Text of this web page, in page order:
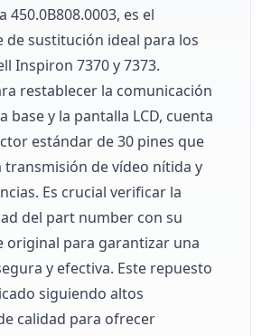
450.0B808.0003, es el
de sustitución ideal para los
Inspiron 7370 y 7373.
restablecer la comunicación
base y la pantalla LCD, cuenta
estándar de 30 pines que
transmisión de vídeo nítida y
Es crucial verificar la
del part number con su
original para garantizar una
y efectiva. Este repuesto
siguiendo altos
calidad para ofrecer